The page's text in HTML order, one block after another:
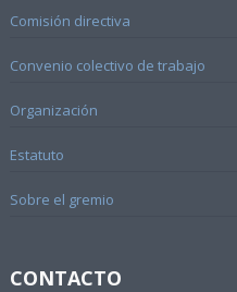
Comisión directiva
Convenio colectivo de trabajo
Organización
Estatuto
Sobre el gremio
CONTACTO